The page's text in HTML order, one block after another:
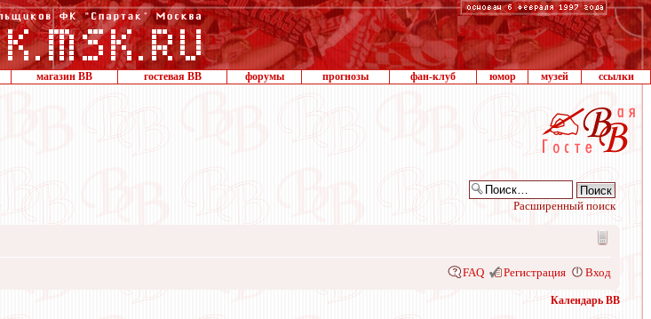
магазин ВВ гостевая ВВ форумы прогнозы фан-клуб юмор музей ссылки
Расширенный поиск
FAQ Регистрация Вход
Календарь ВВ